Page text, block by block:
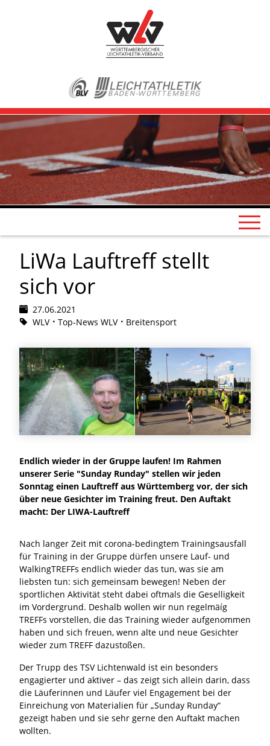
LiWa Lauftreff stellt
sich vor
27.06.2021
WLV
Top-News WLV Breitensport
Endlich wieder in der Gruppe laufen! Im Rahmen
unserer Serie "Sunday Runday" stellen wir jeden
Sonntag einen Lauftreff aus Württemberg vor, der sich
über neue Gesichter im Training freut. Den Auftakt
macht: Der LIWA-Lauftreff
Nach langer Zeit mit corona-bedingtem Trainingsausfall
für Training in der Gruppe dürfen unsere Lauf- und
WalkingTREFFs endlich wieder das tun, was sie am
liebsten tun: sich gemeinsam bewegen! Neben der
sportlichen Aktivität steht dabei oftmals die Geselligkeit
im Vordergrund. Deshalb wollen wir nun regelmäíg
TREFFs vorstellen, die das Training wieder aufgenommen
haben und sich freuen, wenn alte und neue Gesichter
wieder zum TREFF dazustoßen.
Der Trupp des TSV Lichtenwald ist ein besonders
engagierter und aktiver – das zeigt sich allein darin, dass
die Läuferinnen und Läufer viel Engagement bei der
Einreichung von Materialien für „Sunday Runday“
gezeigt haben und sie sehr gerne den Auftakt machen
wollten.